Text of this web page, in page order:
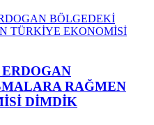
RAĞMEN
DİMDİK